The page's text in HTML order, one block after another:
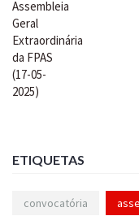
ETIQUETAS
convocatória